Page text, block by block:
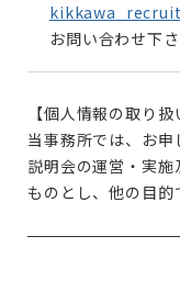
お問い合わせ下さ
【個人情報の取り扱
当事務所では、お
説明会の運営・実
ものとし、他の目的